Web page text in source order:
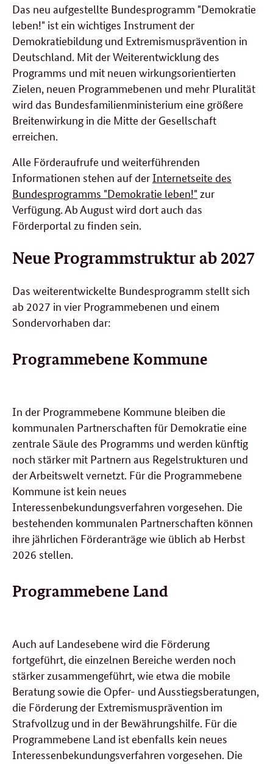
Das neu aufgestellte Bundesprogramm "Demokratie
leben!" ist ein wichtiges Instrument der
Demokratiebildung und Extremismusprävention in
Deutschland. Mit der Weiterentwicklung des
Programms und mit neuen wirkungsorientierten
Zielen, neuen Programmebenen und mehr Pluralität
wird das Bundesfamilienministerium eine größere
Breitenwirkung in die Mitte der Gesellschaft
erreichen.
Alle Förderaufrufe und weiterführenden
Informationen stehen auf derInternetseite des
Bundesprogramms "Demokratie leben!" zur
Verfügung. Ab August wird dort auch das
Förderportal zu finden sein.
Neue Programmstruktur ab 2027
Das weiterentwickelte Bundesprogramm stellt sich
ab 2027 in vier Programmebenen und einem
Sondervorhaben dar:
Programmebene Kommune
In der Programmebene Kommune bleiben die
kommunalen Partnerschaften für Demokratie eine
zentrale Säule des Programms und werden künftig
noch stärker mit Partnern aus Regelstrukturen und
der Arbeitswelt vernetzt. Für die Programmebene
Kommune ist kein neues
Interessenbekundungsverfahren vorgesehen. Die
bestehenden kommunalen Partnerschaften können
ihre jährlichen Förderanträge wie üblich ab Herbst
2026 stellen.
Programmebene Land
Auch auf Landesebene wird die Förderung
fortgeführt, die einzelnen Bereiche werden noch
stärker zusammengeführt, wie etwa die mobile
Beratung sowie die Opfer- und Ausstiegsberatungen,
die Förderung der Extremismusprävention im
Strafvollzug und in der Bewährungshilfe. Für die
Programmebene Land ist ebenfalls kein neues
Interessenbekundungsverfahren vorgesehen. Die